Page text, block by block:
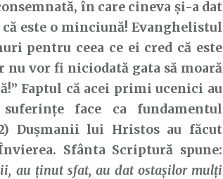
în care cineva și-a dat
este o minciună! Evanghelistul
pentru ceea ce ei cred că este
nu vor fi niciodată gata să moară
Faptul că acei primi ucenici au
face ca fundamentul
Dușmanii lui Hristos au făcut
Sfânta Scriptură spune:
au ţinut sfat, au dat ostaşilor mulţi